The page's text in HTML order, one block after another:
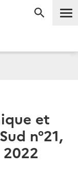
et
n°21,